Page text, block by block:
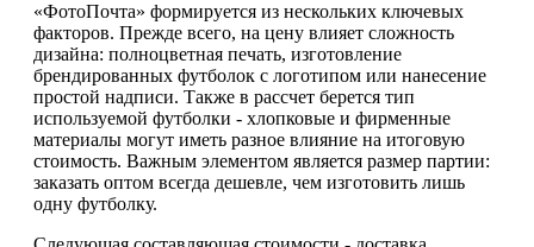
«ФотоПочта» формируется из нескольких ключевых
факторов. Прежде всего, на цену влияет сложность
дизайна: полноцветная печать, изготовление
брендированных футболок с логотипом или нанесение
простой надписи. Также в рассчет берется тип
используемой футболки - хлопковые и фирменные
материалы могут иметь разное влияние на итоговую
стоимость. Важным элементом является размер партии:
заказать оптом всегда дешевле, чем изготовить лишь
одну футболку.